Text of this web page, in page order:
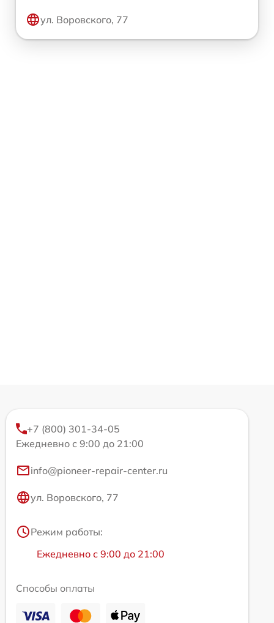
ул. Воровского, 77
+7 (800) 301-34-05
Ежедневно с 9:00 до 21:00
info@pioneer-repair-center.ru
ул. Воровского, 77
Режим работы:
Ежедневно с 9:00 до 21:00
Способы оплаты